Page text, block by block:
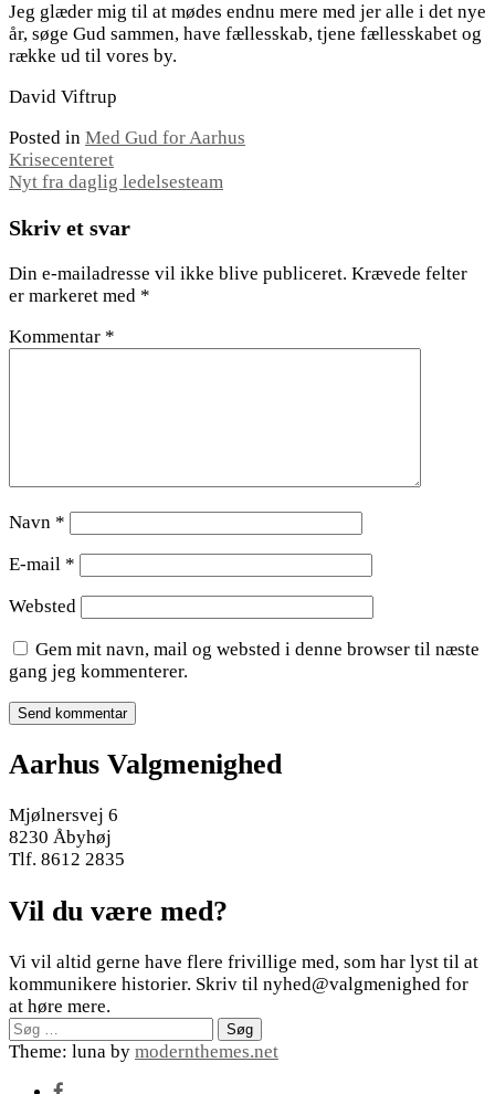
Jeg glæder mig til at mødes endnu mere med jer alle i det nye
år, søge Gud sammen, have fællesskab, tjene fællesskabet og
række ud til vores by.
David Viftrup
Posted in Med Gud for Aarhus
Indlægsnavigation
Krisecenteret
Nyt fra daglig ledelsesteam
Skriv et svar
Din e-mailadresse vil ikke blive publiceret. Krævede felter
er markeret med *
Kommentar *
Navn *
E-mail *
Websted
Gem mit navn, mail og websted i denne browser til næste
gang jeg kommenterer.
Aarhus Valgmenighed
Mjølnersvej 6
8230 Åbyhøj
Tlf. 8612 2835
Vil du være med?
Vi vil altid gerne have flere frivillige med, som har lyst til at
kommunikere historier. Skriv til nyhed@valgmenighed for
at høre mere.
Søg
efter:
Theme: luna by modernthemes.net